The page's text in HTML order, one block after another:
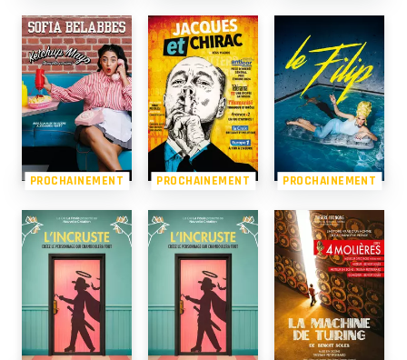
PROCHAINEMENT PROCHAINEMENT PROCHAINEMENT